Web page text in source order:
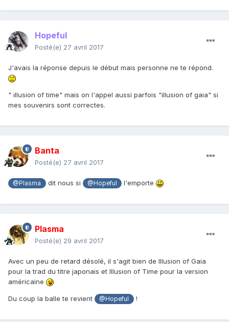
Hopeful
Posté(e) 27 avril 2017
J'avais la réponse depuis le début mais personne ne te répond.
" illusion of time" mais on l'appel aussi parfois "illusion of gaia" si
mes souvenirs sont correctes.
Banta
Posté(e) 27 avril 2017
@Plasma dit nous si @Hopeful l'emporte
Plasma
Posté(e) 29 avril 2017
Avec un peu de retard désolé, il s'agit bien de Illusion of Gaia
pour la trad du titre japonais et Illusion of Time pour la version
américaine
Du coup la balle te revient @Hopeful !